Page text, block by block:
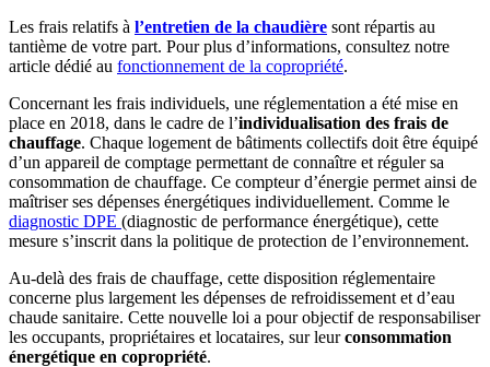
Les frais relatifs à l’entretien de la chaudière sont répartis au
tantième de votre part. Pour plus d’informations, consultez notre
article dédié au fonctionnement de la copropriété.
Concernant les frais individuels, une réglementation a été mise en
place en 2018, dans le cadre de l’individualisation des frais de
chauffage. Chaque logement de bâtiments collectifs doit être équipé
d’un appareil de comptage permettant de connaître et réguler sa
consommation de chauffage. Ce compteur d’énergie permet ainsi de
maîtriser ses dépenses énergétiques individuellement. Comme le
diagnostic DPE (diagnostic de performance énergétique), cette
mesure s’inscrit dans la politique de protection de l’environnement.
Au-delà des frais de chauffage, cette disposition réglementaire
concerne plus largement les dépenses de refroidissement et d’eau
chaude sanitaire. Cette nouvelle loi a pour objectif de responsabiliser
les occupants, propriétaires et locataires, sur leurconsommation
énergétique en copropriété.